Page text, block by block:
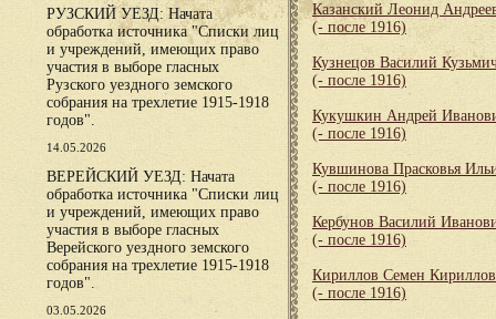
РУЗСКИЙ УЕЗД: Начата
обработка источника "Списки лиц
и учреждений, имеющих право
участия в выборе гласных
Рузского уездного земского
собрания на трехлетие 1915-1918
годов".
14.05.2026
ВЕРЕЙСКИЙ УЕЗД: Начата
обработка источника "Списки лиц
и учреждений, имеющих право
участия в выборе гласных
Верейского уездного земского
собрания на трехлетие 1915-1918
годов".
03.05.2026
Казанский Леонид
(- после 1916)
Кузнецов Василий
(- после 1916)
Кукушкин Андрей
(- после 1916)
Кувшинова Прасковья
(- после 1916)
Кербунов Василий
(- после 1916)
Кириллов Семен
(- после 1916)